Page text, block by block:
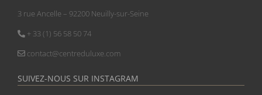
3 rue Ancelle – 92200 Neuilly-sur-Seine
+ 33 (1) 56 58 50 74
contact@centreduluxe.com
SUIVEZ-NOUS SUR INSTAGRAM